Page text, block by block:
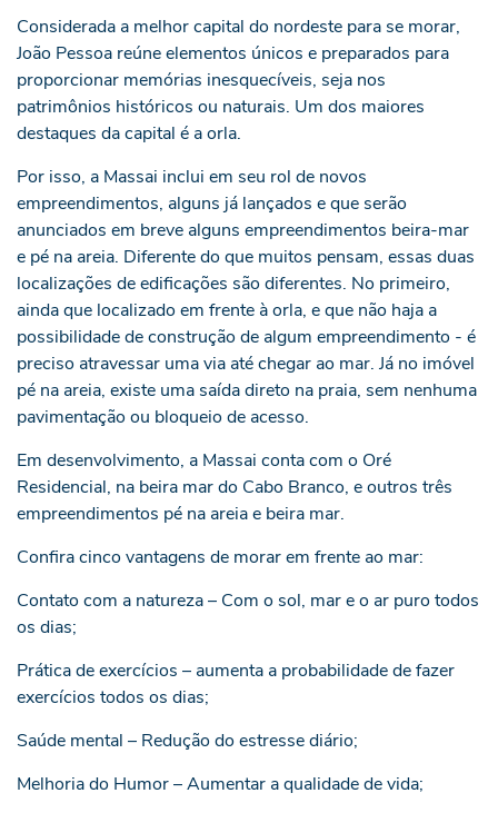
Considerada a melhor capital do nordeste para se morar,
João Pessoa reúne elementos únicos e preparados para
proporcionar memórias inesquecíveis, seja nos
patrimônios históricos ou naturais. Um dos maiores
destaques da capital é a orla.
Por isso, a Massai inclui em seu rol de novos
empreendimentos, alguns já lançados e que serão
anunciados em breve alguns empreendimentos beira-mar
e pé na areia. Diferente do que muitos pensam, essas duas
localizações de edificações são diferentes. No primeiro,
ainda que localizado em frente à orla, e que não haja a
possibilidade de construção de algum empreendimento - é
preciso atravessar uma via até chegar ao mar. Já no imóvel
pé na areia, existe uma saída direto na praia, sem nenhuma
pavimentação ou bloqueio de acesso.
Em desenvolvimento, a Massai conta com o Oré
Residencial, na beira mar do Cabo Branco, e outros três
empreendimentos pé na areia e beira mar.
Confira cinco vantagens de morar em frente ao mar:
Contato com a natureza – Com o sol, mar e o ar puro todos
os dias;
Prática de exercícios – aumenta a probabilidade de fazer
exercícios todos os dias;
Saúde mental – Redução do estresse diário;
Melhoria do Humor – Aumentar a qualidade de vida;